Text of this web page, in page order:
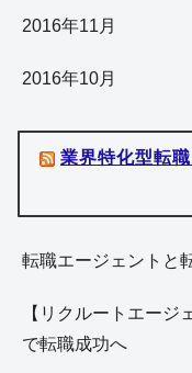
2016年11月
2016年10月
業界特化型転
転職エージェントと
【リクルートエージ
で転職成功へ